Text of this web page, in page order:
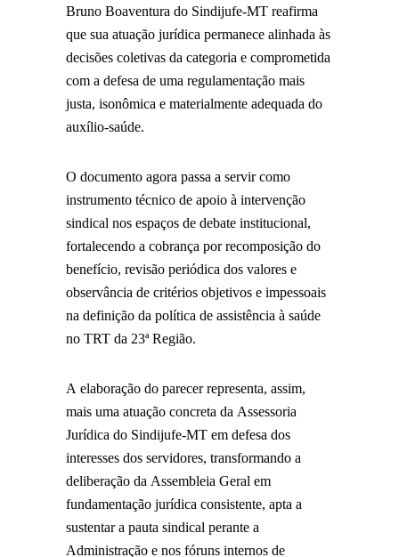
Bruno Boaventura do Sindijufe-MT reafirma
que sua atuação jurídica permanece alinhada às
decisões coletivas da categoria e comprometida
com a defesa de uma regulamentação mais
justa, isonômica e materialmente adequada do
auxílio-saúde.
O documento agora passa a servir como
instrumento técnico de apoio à intervenção
sindical nos espaços de debate institucional,
fortalecendo a cobrança por recomposição do
benefício, revisão periódica dos valores e
observância de critérios objetivos e impessoais
na definição da política de assistência à saúde
no TRT da 23ª Região.
A elaboração do parecer representa, assim,
mais uma atuação concreta da Assessoria
Jurídica do Sindijufe-MT em defesa dos
interesses dos servidores, transformando a
deliberação da Assembleia Geral em
fundamentação jurídica consistente, apta a
sustentar a pauta sindical perante a
Administração e nos fóruns internos de